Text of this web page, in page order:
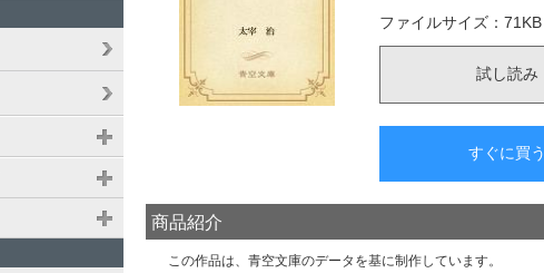
ファイルサイズ： 71 KB
試し読み
すぐに買う
商品紹介
この作品は、青空文庫のデータを基に制作しています。